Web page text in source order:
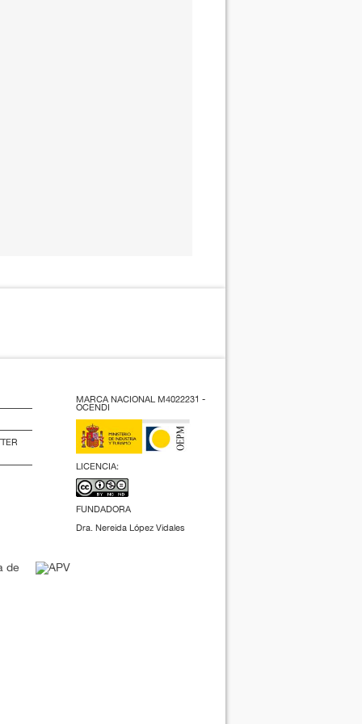
MARCA NACIONAL M4022231 -
OCENDI
LICENCIA:
FUNDADORA
Dra. Nereida López Vidales